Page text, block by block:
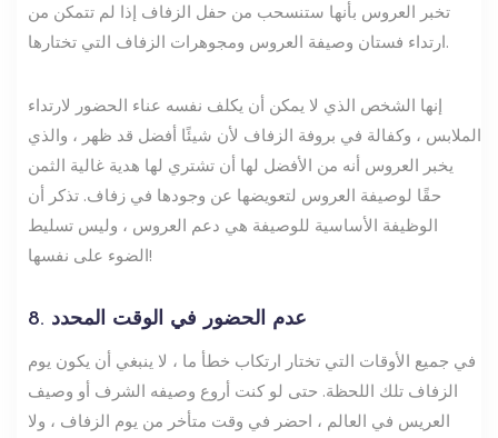
تخبر العروس بأنها ستنسحب من حفل الزفاف إذا لم تتمكن من
ارتداء فستان وصيفة العروس ومجوهرات الزفاف التي تختارها.
إنها الشخص الذي لا يمكن أن يكلف نفسه عناء الحضور لارتداء
الملابس ، وكفالة في بروفة الزفاف لأن شيئًا أفضل قد ظهر ، والذي
يخبر العروس أنه من الأفضل لها أن تشتري لها هدية غالية الثمن
حقًا لوصيفة العروس لتعويضها عن وجودها في زفاف. تذكر أن
الوظيفة الأساسية للوصيفة هي دعم العروس ، وليس تسليط
الضوء على نفسها!
8. عدم الحضور في الوقت المحدد
في جميع الأوقات التي تختار ارتكاب خطأ ما ، لا ينبغي أن يكون يوم
الزفاف تلك اللحظة. حتى لو كنت أروع وصيفه الشرف أو وصيف
العريس في العالم ، احضر في وقت متأخر من يوم الزفاف ، ولا